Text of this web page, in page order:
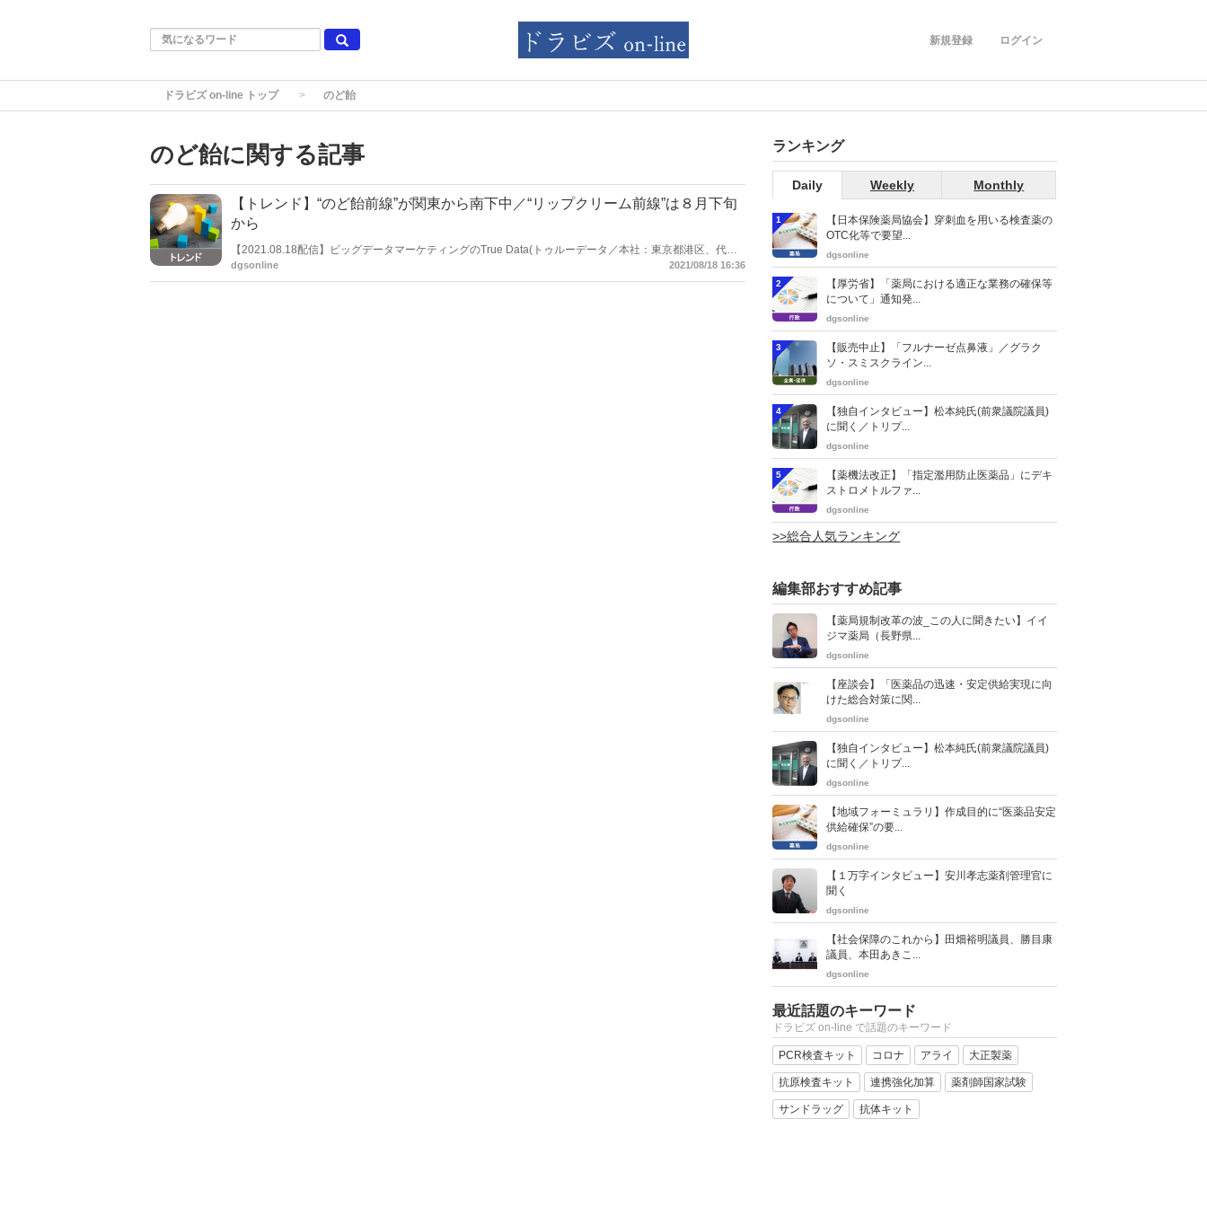
ログイン
新規登録
ドラビズ on-line トップ のど飴
のど飴に関する記事
【トレンド】“のど飴前線”が関東から南下中／“リップクリーム前線”は８月下旬
から
【2021.08.18配信】ビッグデータマーケティングのTrue Data(トゥルーデータ／本社：東京都港区、代表
取締役社長：米倉 裕之氏)は、「のど飴」、「リップクリーム」、「カイロ」が売れ始めるタイミングを示
dgsonline 2021/08/18 16:36
ランキング
Daily Weekly Monthly
1
【日本保険薬局協会】穿刺血を用いる検査薬の
OTC化等で要望...
dgsonline
2
【厚労省】「薬局における適正な業務の確保等
について」通知発...
dgsonline
3
【販売中止】「フルナーゼ点鼻液」／グラク
ソ・スミスクライン...
dgsonline
4
【独自インタビュー】松本純氏(前衆議院議員)
に聞く／トリプ...
dgsonline
5
【薬機法改正】「指定濫用防止医薬品」にデキ
ストロメトルファ...
dgsonline
>>総合人気ランキング
編集部おすすめ記事
【薬局規制改革の波_この人に聞きたい】イイ
ジマ薬局（長野県...
dgsonline
【座談会】「医薬品の迅速・安定供給実現に向
けた総合対策に関...
dgsonline
【独自インタビュー】松本純氏(前衆議院議員)
に聞く／トリプ...
dgsonline
【地域フォーミュラリ】作成目的に“医薬品安定
供給確保”の要...
dgsonline
【１万字インタビュー】安川孝志薬剤管理官に
聞く
dgsonline
【社会保障のこれから】田畑裕明議員、勝目康
議員、本田あきこ...
dgsonline
最近話題のキーワード
ドラビズ on-line で話題のキーワード
PCR検査キット コロナ アライ 大正製薬
抗原検査キット 連携強化加算 薬剤師国家試験
サンドラッグ 抗体キット